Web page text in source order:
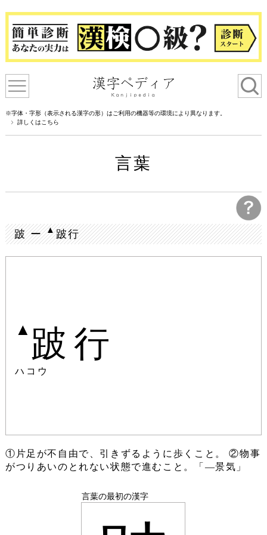
※字体・字形（表示される漢字の形）はご利用の機器等の環境により異なります。
詳しくはこちら
言葉
跛 ー▲跛行
▲ 跛行
ハコウ
①片足が不自由で、引きずるように歩くこと。 ②物事
がつりあいのとれない状態で進むこと。「―景気」
言葉の最初の漢字